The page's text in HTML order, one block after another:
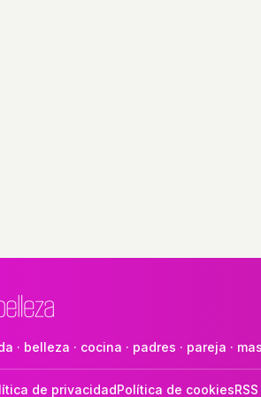
· belleza · cocina · padres · pareja ·
de privacidadPolítica de cookiesRSS